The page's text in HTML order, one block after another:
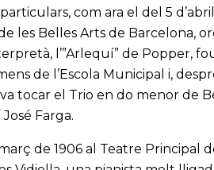
com ara el del 5 d’abril
les Belles Arts de Barcelona,
l’”Arlequí” de Popper,
de l’Escola Municipal i,
tocar el Trio en do menor de
Farga.
de 1906 al Teatre Principal